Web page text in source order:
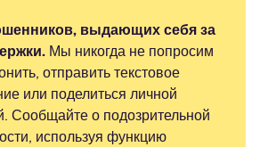
выдающих себя за
Мы никогда не попросим
отправить текстовое
или поделиться личной
Сообщайте о подозрительной
используя функцию